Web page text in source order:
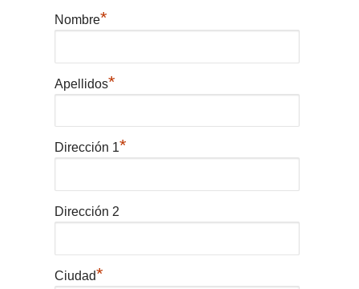
Nombre*
Apellidos*
Dirección 1*
Dirección 2
Ciudad*